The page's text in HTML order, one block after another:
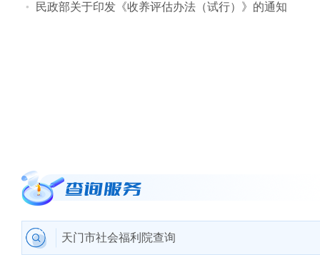
民政部关于印发《收养评估办法（试行）》的通知
天门市社会福利院查询